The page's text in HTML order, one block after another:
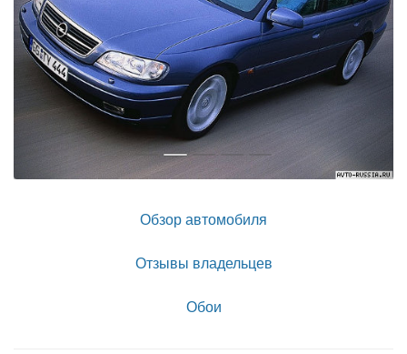
Обзор автомобиля
Отзывы владельцев
Обои